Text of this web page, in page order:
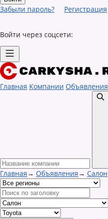
Забыли пароль? Регистрация
Войти через соцсети:
Главная Компании Объявления
Главная→ Объявления→ Салон